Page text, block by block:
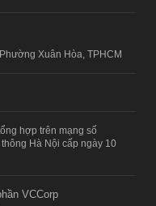
Xuân Hòa, TPHCM
hợp trên mạng số
Hà Nội cấp ngày 10
VCCorp